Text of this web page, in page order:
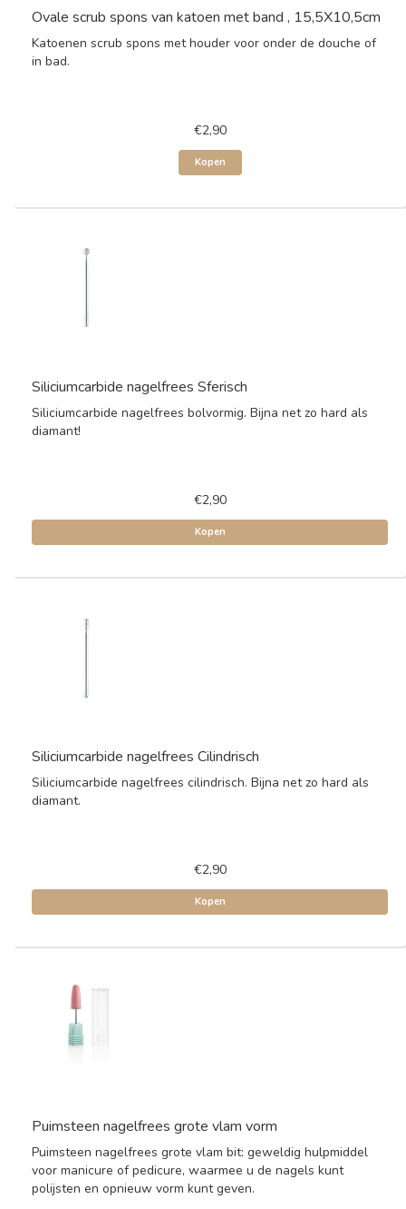
Ovale scrub spons van katoen met band , 15,5X10,5cm
Katoenen scrub spons met houder voor onder de douche of
in bad.
€2,90
Kopen
Siliciumcarbide nagelfrees Sferisch
Siliciumcarbide nagelfrees bolvormig. Bijna net zo hard als
diamant!
€2,90
Kopen
Siliciumcarbide nagelfrees Cilindrisch
Siliciumcarbide nagelfrees cilindrisch. Bijna net zo hard als
diamant.
€2,90
Kopen
Puimsteen nagelfrees grote vlam vorm
Puimsteen nagelfrees grote vlam bit: geweldig hulpmiddel
voor manicure of pedicure, waarmee u de nagels kunt
polijsten en opnieuw vorm kunt geven.